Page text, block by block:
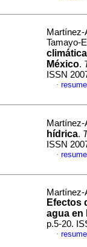
Martínez-
Tamayo-
México.
ISSN
·
hídrica.
ISSN
·
Martínez-
Efectos
agua en
p.5-20.
·